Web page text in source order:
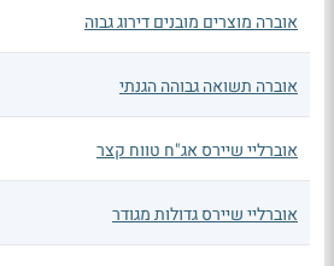
אוברה מוצרים מובנים דירוג גבוה
אוברה תשואה גבוהה הגנתי
אוברליי שיירס אג"ח טווח קצר
אוברליי שיירס גדולות מגודר